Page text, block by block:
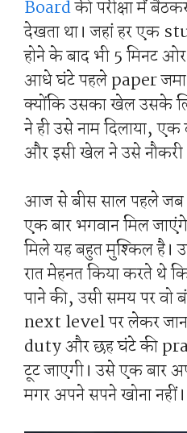
Boardकी परीक्षा में
देखता था। जहां हर एक
होने के बाद भी 5 मिनट
आधे घंटे पहले paper
क्योंकि उसका खेल उसके
ने ही उसे नाम दिलाया, एक
और इसी खेल ने उसे नौकरी
आज से बीस साल पहले
एक बार भगवान मिल
मिले यह बहुत मुश्किल है।
रात मेहनत किया करते थे
पाने की, उसी समय पर वो
next level पर लेकर जाना
duty और छह घंटे की
टूट जाएगी। उसे एक बार
मगर अपने सपने खोना नहीं।